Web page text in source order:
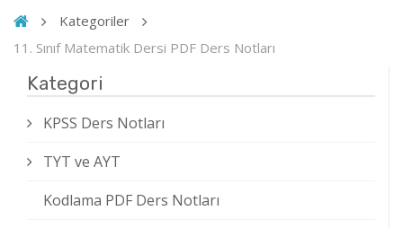
Kategoriler
11. Sınıf Matematik Dersi PDF Ders Notları
Kategori
KPSS Ders Notları
TYT ve AYT
Kodlama PDF Ders Notları